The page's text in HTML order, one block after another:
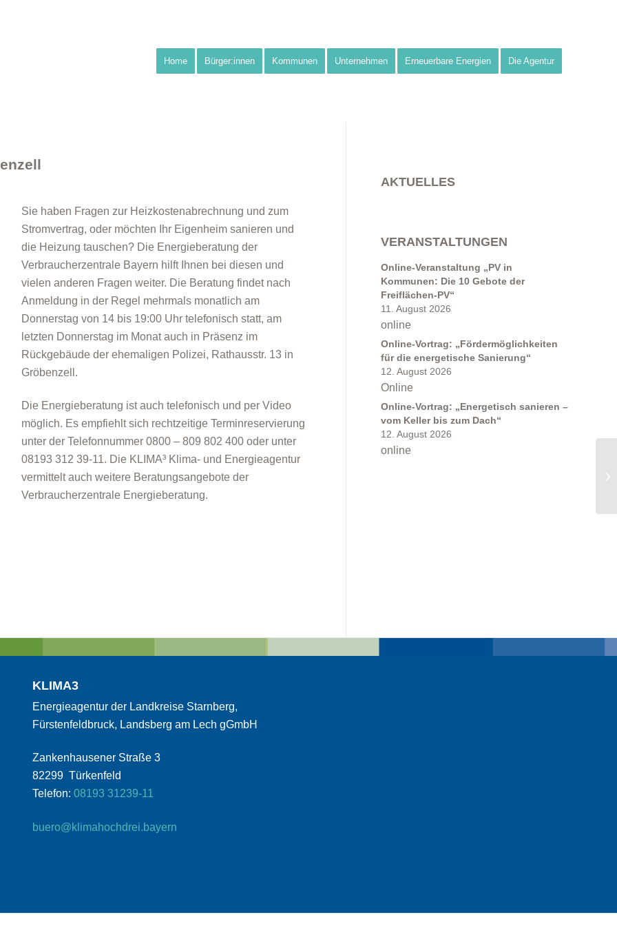
Home Bürger:innen Kommunen Unternehmen Erneuerbare Energien Die Agentur
Sie haben Fragen zur Heizkostenabrechnung und zum
Stromvertrag, oder möchten Ihr Eigenheim sanieren und
die Heizung tauschen? Die Energieberatung der
Verbraucherzentrale Bayern hilft Ihnen bei diesen und
vielen anderen Fragen weiter. Die Beratung findet nach
Anmeldung in der Regel mehrmals monatlich am
Donnerstag von 14 bis 19:00 Uhr telefonisch statt, am
letzten Donnerstag im Monat auch in Präsenz im
Rückgebäude der ehemaligen Polizei, Rathausstr. 13 in
Gröbenzell.
Die Energieberatung ist auch telefonisch und per Video
möglich. Es empfiehlt sich rechtzeitige Terminreservierung
unter der Telefonnummer 0800 – 809 802 400 oder unter
08193 312 39-11. Die KLIMA³ Klima- und Energieagentur
vermittelt auch weitere Beratungsangebote der
Verbraucherzentrale Energieberatung.
AKTUELLES
VERANSTALTUNGEN
Online-Veranstaltung „PV in
Kommunen: Die 10 Gebote der
Freiflächen-PV“
11. August 2026
online
Online-Vortrag: „Fördermöglichkeiten
für die energetische Sanierung“
12. August 2026
Online
Online-Vortrag: „Energetisch sanieren –
vom Keller bis zum Dach“
12. August 2026
online
KLIMA3
Energieagentur der Landkreise Starnberg,
Fürstenfeldbruck, Landsberg am Lech gGmbH
Zankenhausener Straße 3
82299 Türkenfeld
Telefon: 08193 31239-11
buero@klimahochdrei.bayern